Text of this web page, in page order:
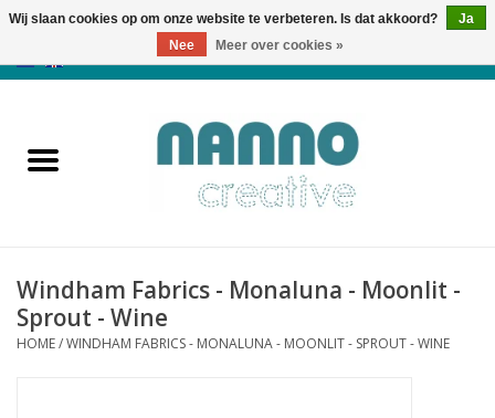
Producten
Nieuws
Herfst & Halloween
Windham Fabrics - Monaluna - Moonlit -
Sprout - Wine
HOME/WINDHAM FABRICS - MONALUNA - MOONLIT - SPROUT - WINE
Wij slaan cookies op om onze website te verbeteren. Is dat akkoord?
Ja
Nee
Meer over cookies »